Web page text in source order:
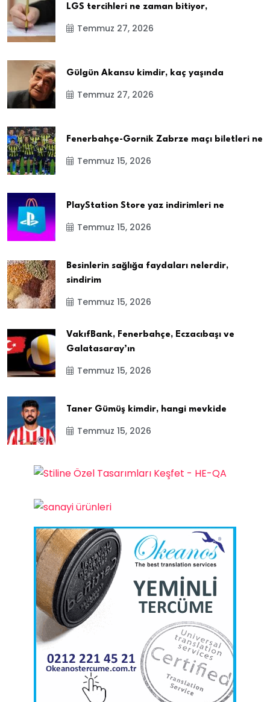
LGS tercihleri ne zaman bitiyor,
Temmuz 27, 2026
Gülgün Akansu kimdir, kaç yaşında
Temmuz 27, 2026
Fenerbahçe-Gornik Zabrze maçı biletleri ne
Temmuz 15, 2026
PlayStation Store yaz indirimleri ne
Temmuz 15, 2026
Besinlerin sağlığa faydaları nelerdir,
sindirim
Temmuz 15, 2026
VakıfBank, Fenerbahçe, Eczacıbaşı ve
Galatasaray’ın
Temmuz 15, 2026
Taner Gümüş kimdir, hangi mevkide
Temmuz 15, 2026